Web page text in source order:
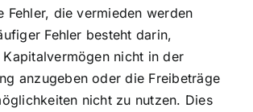
Fehler, die vermieden werden
Fehler besteht darin,
Kapitalvermögen nicht in der
anzugeben oder die Freibeträge
nicht zu nutzen. Dies